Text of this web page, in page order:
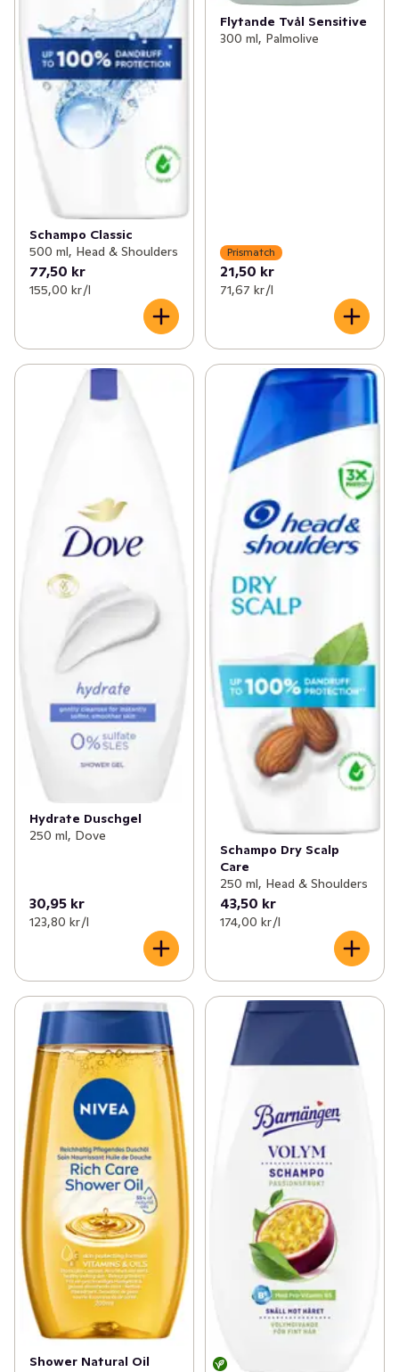
Schampo Classic
500 ml, Head & Shoulders
77,50 kr
155,00 kr /l
Flytande Tvål Sensitive
300 ml, Palmolive
Prismatch
21,50 kr
71,67 kr /l
Hydrate Duschgel
250 ml, Dove
30,95 kr
123,80 kr /l
Schampo Dry Scalp
Care
250 ml, Head & Shoulders
43,50 kr
174,00 kr /l
Shower Natural Oil